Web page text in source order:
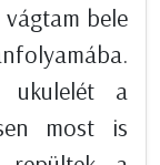
bele
ukulelét a
most is